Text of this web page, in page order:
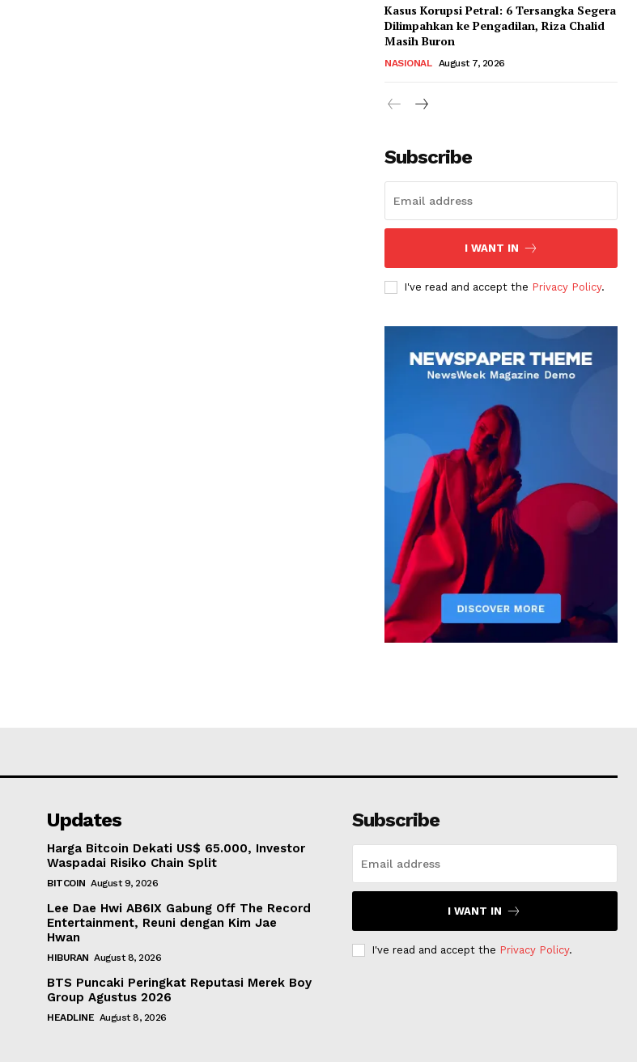
Kasus Korupsi Petral: 6 Tersangka Segera
Dilimpahkan ke Pengadilan, Riza Chalid
Masih Buron
NASIONAL August 7, 2026
Subscribe
I WANT IN
I've read and accept the Privacy Policy.
Updates
Harga Bitcoin Dekati US$ 65.000, Investor
Waspadai Risiko Chain Split
BITCOIN August 9, 2026
Lee Dae Hwi AB6IX Gabung Off The Record
Entertainment, Reuni dengan Kim Jae
Hwan
HIBURAN August 8, 2026
BTS Puncaki Peringkat Reputasi Merek Boy
Group Agustus 2026
HEADLINE August 8, 2026
Subscribe
I WANT IN
I've read and accept the Privacy Policy.